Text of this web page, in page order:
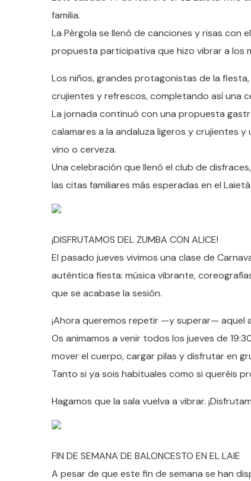
familia.
La Pèrgola se llenó de canciones y risas con
propuesta participativa que hizo vibrar a los
Los niños, grandes protagonistas de la
crujientes y refrescos, completando así una
La jornada continuó con una propuesta
calamares a la andaluza ligeros y crujientes
vino o cerveza.
Una celebración que llenó el club de
las citas familiares más esperadas en el Laietà.
¡DISFRUTAMOS DEL ZUMBA CON ALICE!
El pasado jueves vivimos una clase de
auténtica fiesta: música vibrante,
que se acabase la sesión.
¡Ahora queremos repetir —y superar— aquel
Os animamos a venir todos los jueves de
mover el cuerpo, cargar pilas y disfrutar en
Tanto si ya sois habituales como si queréis
Hagamos que la sala vuelva a vibrar.
FIN DE SEMANA DE BALONCESTO EN EL LAIE
A pesar de que este fin de semana se han